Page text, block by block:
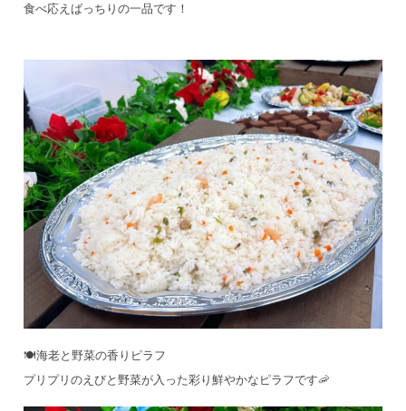
食べ応えばっちりの一品です！
🍽️海老と野菜の香りピラフ
プリプリのえびと野菜が入った彩り鮮やかなピラフです🦐